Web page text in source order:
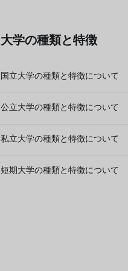
大学の種類と特徴
国立大学の種類と特徴について
公立大学の種類と特徴について
私立大学の種類と特徴について
短期大学の種類と特徴について